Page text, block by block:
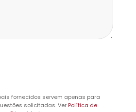
fornecidos servem apenas para
solicitadas. Ver Política de